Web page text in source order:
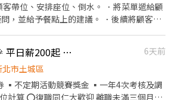
帶位、安排座位、倒水。 ．將菜單遞給顧
，並給予餐點上的建議。 ．後續將顧客點
。 餐飲內場： ．擔任廚師的助手，處理烹飪
其他餐廳相關事務。 ．負責洗、剝、削、
工作環境、設備和餐具。 ．準備不同餐點
量食材的容量與重量。 ．負責擺盤、打包
《徵的就是你🫵》🎉 平日薪200起 假日210起 🎉
6天前
北市土城區